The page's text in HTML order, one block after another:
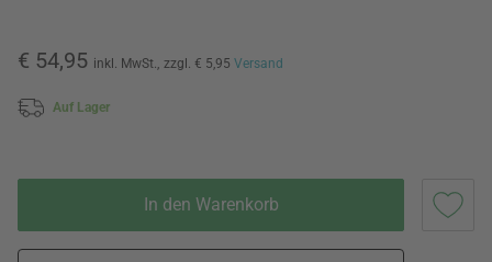
€ 54,95 inkl. MwSt., zzgl. € 5,95 Versand
Auf Lager
In den Warenkorb